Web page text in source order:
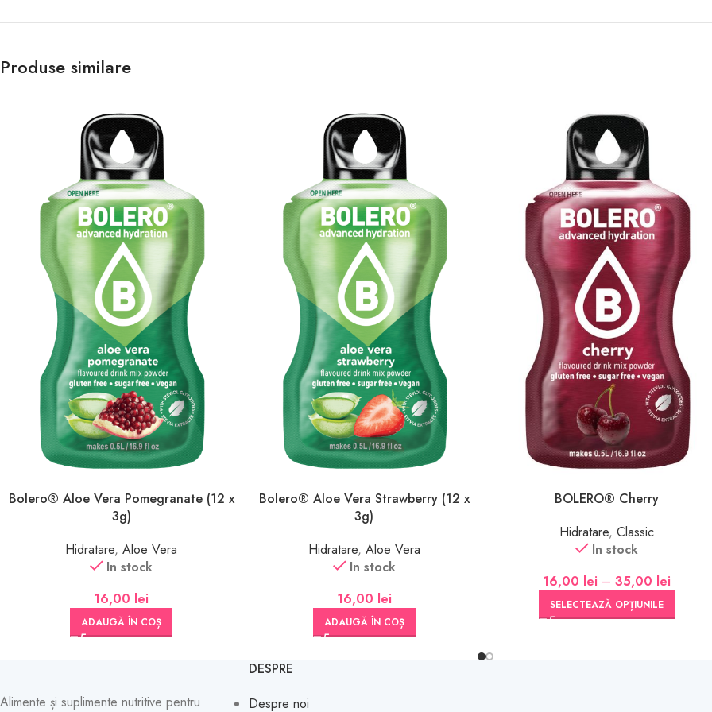
Produse similare
Bolero® Aloe Vera Pomegranate (12 x
3g)
Hidratare,Aloe Vera
In stock
16,00 lei
ADAUGĂ ÎN COȘ
Bolero® Aloe Vera Strawberry (12 x
3g)
Hidratare, Aloe Vera
In stock
16,00 lei
ADAUGĂ ÎN COȘ
BOLERO® Cherry
Hidratare,Classic
In stock
16,00 lei – 35,00 lei
SELECTEAZĂ OPȚIUNILE
Alimente și suplimente nutritive pentru
DESPRE
Despre noi